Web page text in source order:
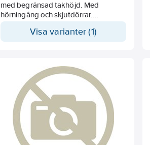
med begränsad takhöjd. Med
hörningång och skjutdörrar.
för duschblandaren, och
dörrar i styren.
Visa varianter (1)